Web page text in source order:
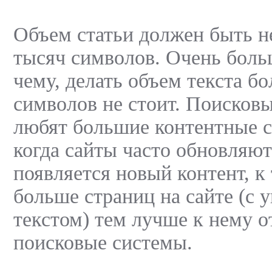
Объем статьи должен быть
тысяч символов. Очень
чему, делать объем текста
символов не стоит.
любят большие контентные
когда сайты часто
появляется новый контент,
больше страниц на сайте (с
текстом) тем лучше к нему
поисковые системы.